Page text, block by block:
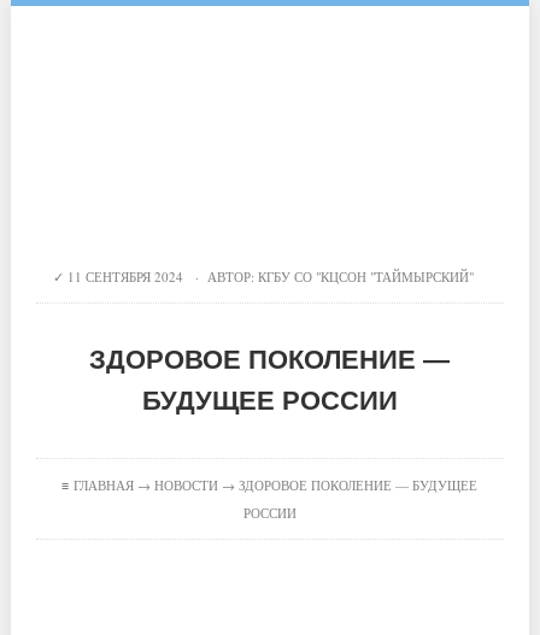
11 СЕНТЯБРЯ 2024 · АВТОР: КГБУ СО "КЦСОН "ТАЙМЫРСКИЙ"
ЗДОРОВОЕ ПОКОЛЕНИЕ —
БУДУЩЕЕ РОССИИ
≡ГЛАВНАЯ →НОВОСТИ → ЗДОРОВОЕ ПОКОЛЕНИЕ — БУДУЩЕЕ
РОССИИ